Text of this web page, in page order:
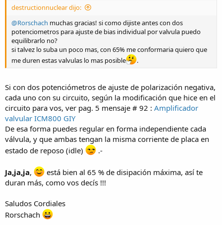
destructionnuclear dijo:
@Rorschach muchas gracias! si como dijiste antes con dos
potenciometros para ajuste de bias individual por valvula puedo
equilibrarlo no?
si talvez lo suba un poco mas, con 65% me conformaria quiero que
me duren estas valvulas lo mas posible
.
Si con dos potenciómetros de ajuste de polarización negativa,
cada uno con su circuito, según la modificación que hice en el
circuito para vos, ver pag. 5 mensaje # 92 : Amplificador
valvular ICM800 GIY
De esa forma puedes regular en forma independiente cada
válvula, y que ambas tengan la misma corriente de placa en
estado de reposo (idle)
.-
Ja,ja,ja,
está bien al 65 % de disipación máxima, así te
duran más, como vos decís !!!
Saludos Cordiales
Rorschach